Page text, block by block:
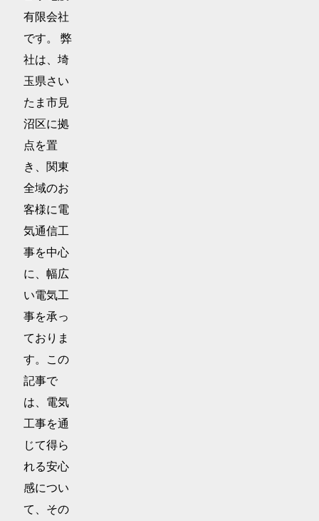
有限会社
です。 弊
社は、埼
玉県さい
たま市見
沼区に拠
点を置
き、関東
全域のお
客様に電
気通信工
事を中心
に、幅広
い電気工
事を承っ
ておりま
す。この
記事で
は、電気
工事を通
じて得ら
れる安心
感につい
て、その